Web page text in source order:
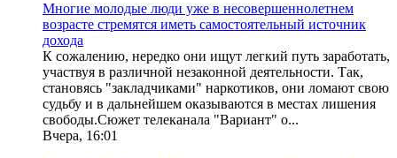
Многие молодые люди уже в несовершеннолетнем
возрасте стремятся иметь самостоятельный источник
дохода
К сожалению, нередко они ищут легкий путь заработать,
участвуя в различной незаконной деятельности. Так,
становясь "закладчиками" наркотиков, они ломают свою
судьбу и в дальнейшем оказываются в местах лишения
свободы.Сюжет телеканала "Вариант" о...
Вчера, 16:01